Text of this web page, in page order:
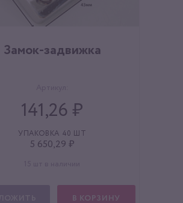
Замок-задвижка
141,26 ₽
УПАКОВКА 40 ШТ
5 650,29 ₽
В КОРЗИНУ